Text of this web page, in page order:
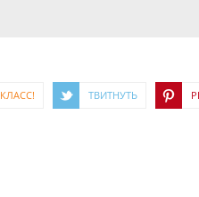
КЛАСС! ТВИТНУТЬ